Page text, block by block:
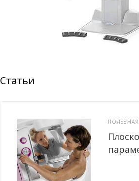
Статьи